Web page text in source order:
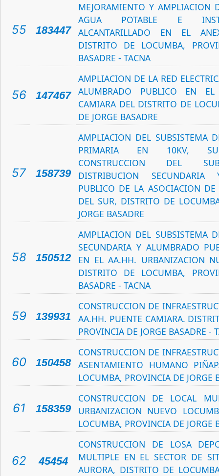
55 183447
MEJORAMIENTO Y AMPLIACION
AGUA POTABLE E
ALCANTARILLADO EN EL
DISTRITO DE LOCUMBA,
BASADRE - TACNA
56 147467
AMPLIACION DE LA RED
ALUMBRADO PUBLICO EN
CAMIARA DEL DISTRITO DE
DE JORGE BASADRE
57 158739
AMPLIACION DEL SUBSISTEMA
PRIMARIA EN 10KV,
CONSTRUCCION DEL
DISTRIBUCION SECUNDARIA
PUBLICO DE LA ASOCIACION
DEL SUR, DISTRITO DE
JORGE BASADRE
58 150512
AMPLIACION DEL SUBSISTEMA
SECUNDARIA Y ALUMBRADO
EN EL AA.HH. URBANIZACION
DISTRITO DE LOCUMBA,
BASADRE - TACNA
59 139931
CONSTRUCCION DE
AA.HH. PUENTE CAMIARA.
PROVINCIA DE JORGE BASADRE -
60 150458
CONSTRUCCION DE
ASENTAMIENTO HUMANO
LOCUMBA, PROVINCIA DE JORGE
61 158359
CONSTRUCCION DE LOCAL
URBANIZACION NUEVO
LOCUMBA, PROVINCIA DE JORGE
62 45454
CONSTRUCCION DE LOSA
MULTIPLE EN EL SECTOR DE
AURORA, DISTRITO DE